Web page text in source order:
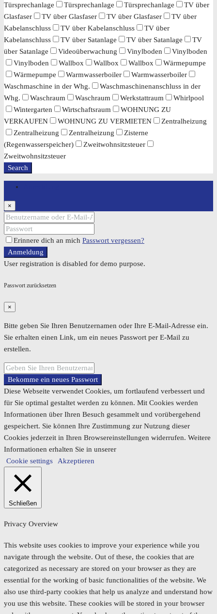
Türsprechanlage
Türsprechanlage Türsprechanlage
TV über
Glasfaser
TV über Glasfaser TV über Glasfaser
TV über
Kabelanschluss
TV über Kabelanschluss
TV über
Kabelanschluss
TV über Satanlage TV über Satanlage
TV
über Satanlage
Videoüberwachung Vinylboden
Vinylboden
Vinylboden
Wallbox Wallbox Wallbox
Wärmepumpe
Wärmepumpe
Warmwasserboiler
Warmwasserboiler
Waschmaschine in der Whg.
Waschmaschinenanschluss in der
Whg.
Waschraum Waschraum Werkstattraum
Whirlpool
Wintergarten
Wirtschaftsraum
WOHNUNG ZU
VERKAUFEN
WOHNUNG ZU VERMIETEN
Zentralheizung
Zentralheizung
Zentralheizung
Zisterne
(Regenwasserspeicher)
Zweitwohnsitzsteuer
Zweitwohnsitzsteuer
Search
×
Erinnere dich an mich Passwort vergessen?
Anmeldung
User registration is disabled for demo purpose.
Passwort zurücksetzen
×
Bitte geben Sie Ihren Benutzernamen oder Ihre E-Mail-Adresse ein.
Sie erhalten einen Link, um ein neues Passwort per E-Mail zu
erstellen.
Bekomme ein neues Passwort
Diese Webseite verwendet Cookies, um fortlaufend verbessert und
für Sie optimal gestaltet werden zu können. Mit Cookies werden
Informationen über Ihren Besuch gesammelt und vorübergehend
gespeichert. Sie können Ihre Zustimmung zur Nutzung dieser
Cookies jederzeit in Ihren Browsereinstellungen widerrufen. Weitere
Informationen erhalten Sie in unserer
Cookie settings
Akzeptieren
Schließen
Privacy Overview
This website uses cookies to improve your experience while you
navigate through the website. Out of these, the cookies that are
categorized as necessary are stored on your browser as they are
essential for the working of basic functionalities of the website. We
also use third-party cookies that help us analyze and understand how
you use this website. These cookies will be stored in your browser